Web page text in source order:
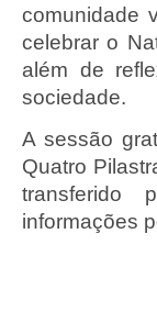
comunidade
celebrar o
além de
sociedade.
A sessão
Quatro
transferido
informações